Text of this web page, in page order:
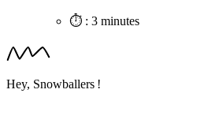
⏱️ : 3 minutes
Hey, Snowballers !